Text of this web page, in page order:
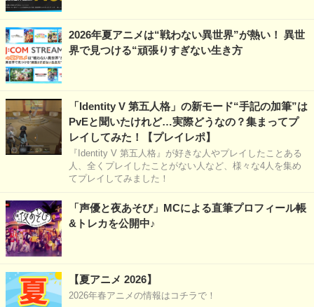
2026年夏アニメは“戦わない異世界”が熱い！ 異世
界で見つける“頑張りすぎない生き方
「Identity V 第五人格」の新モード“手記の加筆”は
PvEと聞いたけれど…実際どうなの？集まってプ
レイしてみた！【プレイレポ】
『Identity V 第五人格』が好きな人やプレイしたことある
人、全くプレイしたことがない人など、様々な4人を集め
てプレイしてみました！
「声優と夜あそび」MCによる直筆プロフィール帳
&トレカを公開中♪
【夏アニメ 2026】
2026年春アニメの情報はコチラで！